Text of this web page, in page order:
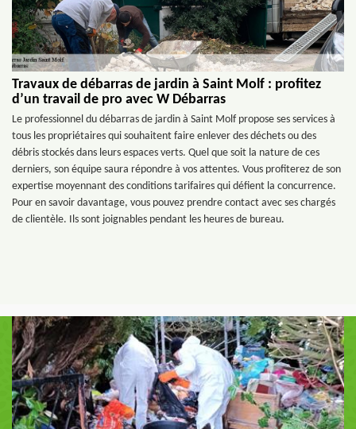
Travaux de débarras de jardin à Saint Molf : profitez
d’un travail de pro avec W Débarras
Le professionnel du débarras de jardin à Saint Molf propose ses services à
tous les propriétaires qui souhaitent faire enlever des déchets ou des
débris stockés dans leurs espaces verts. Quel que soit la nature de ces
derniers, son équipe saura répondre à vos attentes. Vous profiterez de son
expertise moyennant des conditions tarifaires qui défient la concurrence.
Pour en savoir davantage, vous pouvez prendre contact avec ses chargés
de clientèle. Ils sont joignables pendant les heures de bureau.